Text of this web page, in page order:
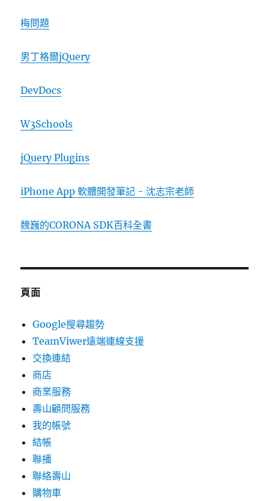
梅問題
男丁格爾jQuery
DevDocs
W3Schools
jQuery Plugins
iPhone App 軟體開發筆記 - 沈志宗老師
魏巍的CORONA SDK百科全書
頁面
Google搜尋趨勢
TeamViwer遠端連線支援
交換連結
商店
商業服務
壽山顧問服務
我的帳號
結帳
聯播
聯絡壽山
購物車